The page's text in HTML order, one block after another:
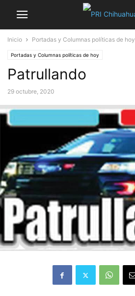
Inicio Portadas y Columnas políticas de hoy
Portadas y Columnas políticas de hoy
Patrullando
29 octubre, 2020